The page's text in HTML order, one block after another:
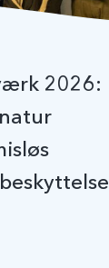
2026: